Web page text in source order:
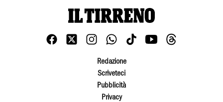
Redazione
Scriveteci
Pubblicità
Privacy